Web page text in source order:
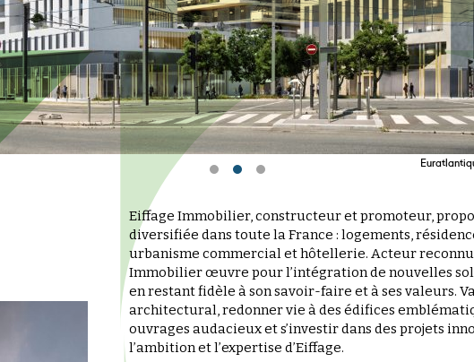
Eiffage Immobilier, constructeur et promoteur,
diversifiée dans toute la France : logements,
urbanisme commercial et hôtellerie. Acteur reconnu
Immobilier œuvre pour l’intégration de nouvelles
en restant fidèle à son savoir-faire et à ses valeurs.
architectural, redonner vie à des édifices
ouvrages audacieux et s’investir dans des projets
l’ambition et l’expertise d’Eiffage.